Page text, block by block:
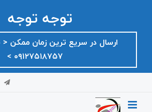
توجه توجه
ارسال در سریع ترین زمان ممکن
۰۹۱۲۷۵۱۸۷۵۷ >